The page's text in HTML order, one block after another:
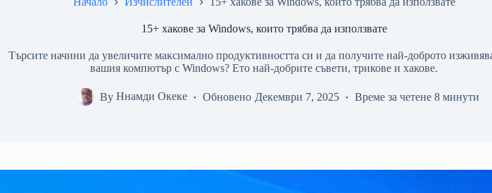
15+ хакове за Windows, които трябва да използвате
Търсите начини да увеличите максимално продуктивността си и да получите най-доброто
вашия компютър с Windows? Ето най-добрите съвети, трикове и хакове.
By Ннамди Океке Обновено Декември 7, 2025 Време за четене 8 минути